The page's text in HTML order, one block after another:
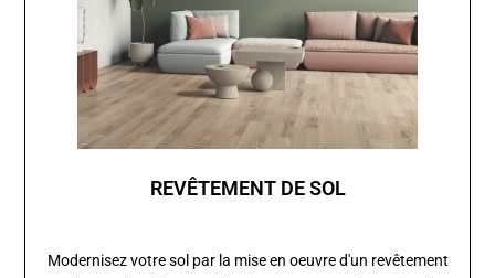
REVÊTEMENT DE SOL
Modernisez votre sol par la mise en oeuvre d'un revêtement